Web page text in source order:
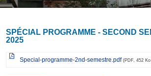
SPÉCIAL PROGRAMME - SECOND
2025
Special-programme-2nd-semestre.pdf (PDF, 452